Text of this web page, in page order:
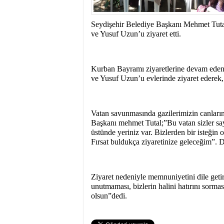
10:00
-
BAŞAKŞEHİR ‘DEN
Seydişehir Belediye Başkanı Mehmet
ve Yusuf Uzun’u ziyaret etti.
Kurban Bayramı ziyaretlerine devam
ve Yusuf Uzun’u evlerinde ziyaret
Vatan savunmasında gazilerimizin
Başkanı mehmet Tutal;”Bu vatan sizler
üstünde yeriniz var. Bizlerden bir isteğin
Fırsat buldukça ziyaretinize geleceğim”.
Ziyaret nedeniyle memnuniyetini dile
unutmaması, bizlerin halini hatırını
olsun”dedi.